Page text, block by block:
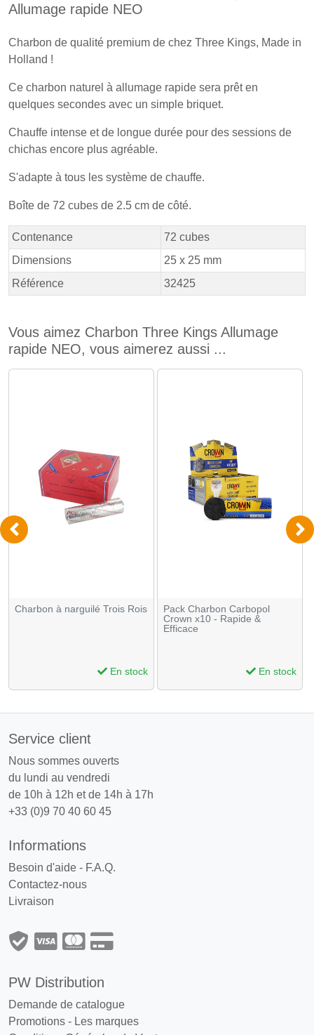
Allumage rapide NEO
Charbon de qualité premium de chez Three Kings, Made in
Holland !
Ce charbon naturel à allumage rapide sera prêt en
quelques secondes avec un simple briquet.
Chauffe intense et de longue durée pour des sessions de
chichas encore plus agréable.
S'adapte à tous les système de chauffe.
Boîte de 72 cubes de 2.5 cm de côté.
Contenance
72 cubes
Dimensions
25 x 25 mm
Référence
32425
Vous aimez Charbon Three Kings Allumage
rapide NEO, vous aimerez aussi ...
Charbon à narguilé Trois Rois
En stock
Pack Charbon Carbopol
Crown x10 - Rapide &
Efficace
En stock
Service client
Nous sommes ouverts
du lundi au vendredi
de 10h à 12h et de 14h à 17h
+33 (0)9 70 40 60 45
Informations
Besoin d'aide - F.A.Q.
Contactez-nous
Livraison
PW Distribution
Demande de catalogue
Promotions - Les marques